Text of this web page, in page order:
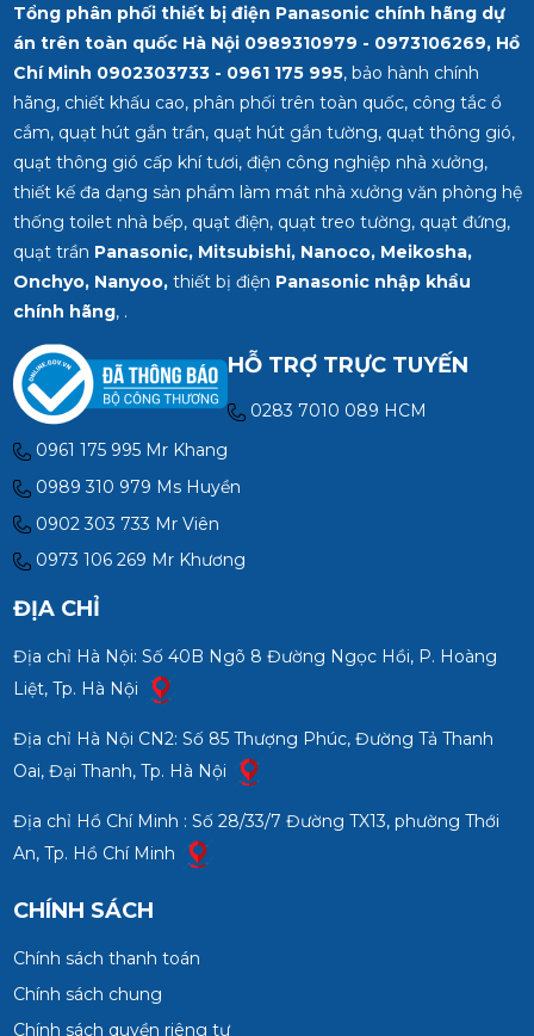
Tổng phân phối thiết bị điện Panasonic chính hãng dự
án trên toàn quốc Hà Nội 0989310979 - 0973106269, Hồ
Chí Minh 0902303733 - 0961 175 995, bảo hành chính
hãng, chiết khấu cao, phân phối trên toàn quốc, công tắc ổ
cắm, quạt hút gắn trần, quạt hút gắn tường, quạt thông gió,
quạt thông gió cấp khí tươi, điện công nghiệp nhà xưởng,
thiết kế đa dạng sản phẩm làm mát nhà xưởng văn phòng hệ
thống toilet nhà bếp, quạt điện, quạt treo tường, quạt đứng,
quạt trần Panasonic, Mitsubishi, Nanoco, Meikosha,
Onchyo, Nanyoo,thiết bị điện Panasonic nhập khẩu
chính hãng, .
HỖ TRỢ TRỰC TUYẾN
0283 7010 089 HCM
0961 175 995 Mr Khang
0989 310 979 Ms Huyền
0902 303 733 Mr Viên
0973 106 269 Mr Khương
ĐỊA CHỈ
Địa chỉ Hà Nội: Số 40B Ngõ 8 Đường Ngọc Hồi, P. Hoàng
Liệt, Tp. Hà Nội
Địa chỉ Hà Nội CN2: Số 85 Thượng Phúc, Đường Tả Thanh
Oai, Đại Thanh, Tp. Hà Nội
Địa chỉ Hồ Chí Minh : Số 28/33/7 Đường TX13, phường Thới
An, Tp. Hồ Chí Minh
CHÍNH SÁCH
Chính sách thanh toán
Chính sách chung
Chính sách quyền riêng tư